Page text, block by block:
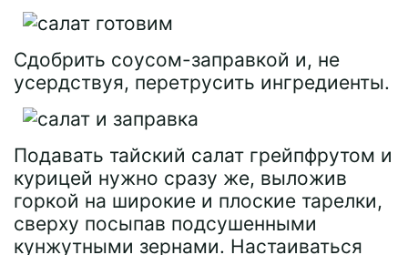
Сдобрить соусом-заправкой и, не
усердствуя, перетрусить ингредиенты.
Подавать тайский салат грейпфрутом и
курицей нужно сразу же, выложив
горкой на широкие и плоские тарелки,
сверху посыпав подсушенными
кунжутными зернами. Настаиваться